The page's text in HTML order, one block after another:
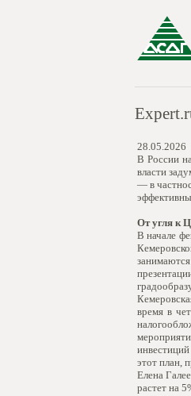
28.05.2026
В России
власти
— в
От угля к
В начале
время в
этот план,
Елена
растет на